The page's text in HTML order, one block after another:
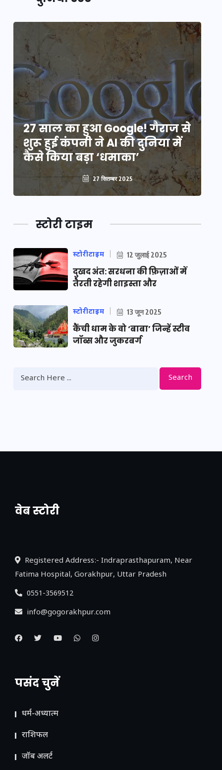
27 साल का हुआ Google! गैराज से
शुरू हुई कंपनी ने AI की दुनिया में
कैसे किया बड़ा ‘धमाका’
27 सितम्बर 2025
स्टोरी टाइम
स्टोरीटाइम 12 जुलाई 2025
दुखद अंत: सरधना की फ़िज़ाओं में
तैरती रहेगी शाइस्ता और
स्टोरीटाइम 13 जून 2025
कैंची धाम के वो ‘बाबा’ जिन्हें स्टीव
जॉब्स और जुकरबर्ग
Search
वेब स्टोरी
नया एक्सप्रेसवे: पूर्वांचल का लक, डेवलपमेंट का
Registered Address:- Indraprasthapuram, Near
Fatima Hospital, Gorakhpur, Uttar Pradesh
0551-3569512
info@gogorakhpur.com
पसंद चुनें
धर्म-अध्यात्म
राशिफल
जॉब अलर्ट